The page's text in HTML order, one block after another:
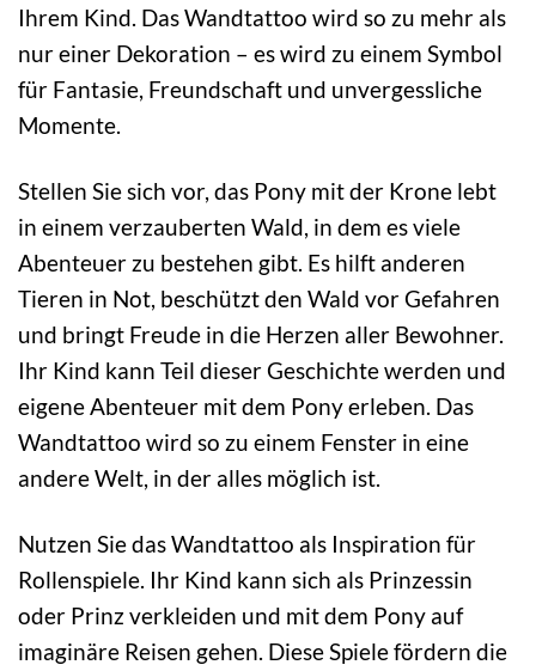
Ihrem Kind. Das Wandtattoo wird so zu mehr als
nur einer Dekoration – es wird zu einem Symbol
für Fantasie, Freundschaft und unvergessliche
Momente.
Stellen Sie sich vor, das Pony mit der Krone lebt
in einem verzauberten Wald, in dem es viele
Abenteuer zu bestehen gibt. Es hilft anderen
Tieren in Not, beschützt den Wald vor Gefahren
und bringt Freude in die Herzen aller Bewohner.
Ihr Kind kann Teil dieser Geschichte werden und
eigene Abenteuer mit dem Pony erleben. Das
Wandtattoo wird so zu einem Fenster in eine
andere Welt, in der alles möglich ist.
Nutzen Sie das Wandtattoo als Inspiration für
Rollenspiele. Ihr Kind kann sich als Prinzessin
oder Prinz verkleiden und mit dem Pony auf
imaginäre Reisen gehen. Diese Spiele fördern die